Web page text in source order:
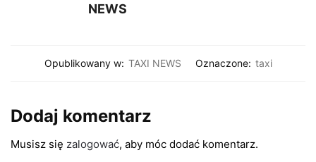
NEWS
Opublikowany w: TAXI NEWS Oznaczone: taxi
Dodaj komentarz
Musisz się zalogować, aby móc dodać komentarz.